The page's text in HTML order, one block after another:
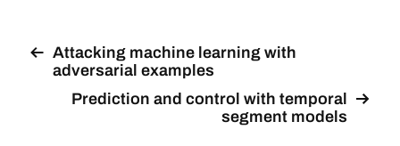
Attacking machine learning with
adversarial examples
Prediction and control with temporal
segment models